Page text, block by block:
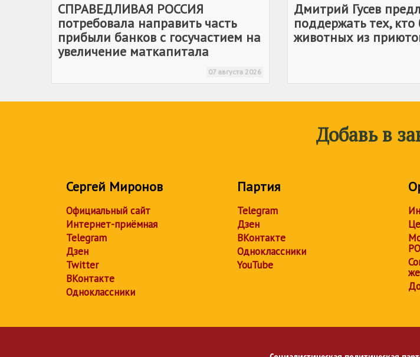
СПРАВЕДЛИВАЯ РОССИЯ
потребовала направить часть
прибыли банков с госучастием на
увеличение маткапитала
07 августа 2026
Дмитрий Гусев
поддержать тех, кто
животных из
Добавь в
Сергей Миронов
Официальный сайт
Интернет-приёмная
Telegram
Дзен
Twitter
ВКонтакте
Одноклассники
Партия
Telegram
Дзен
ВКонтакте
Одноклассники
YouTube